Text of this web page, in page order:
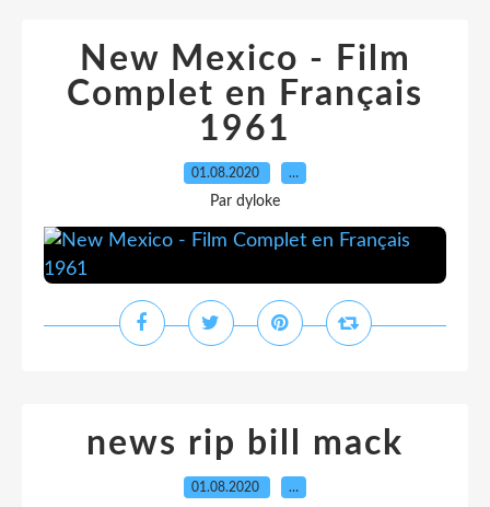
New Mexico - Film
Complet en Français
1961
01.08.2020 …
Par dyloke
news rip bill mack
01.08.2020 …